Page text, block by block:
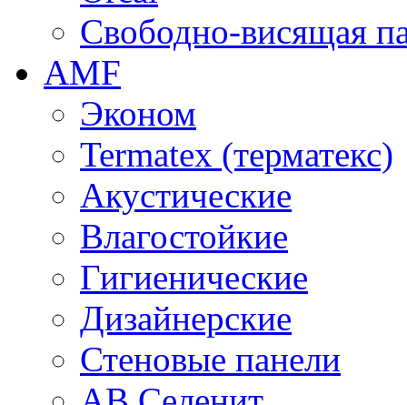
Свободно-висящая
AMF
Эконом
Termatex (терматекс)
Акустические
Влагостойкие
Гигиенические
Дизайнерские
Стеновые панели